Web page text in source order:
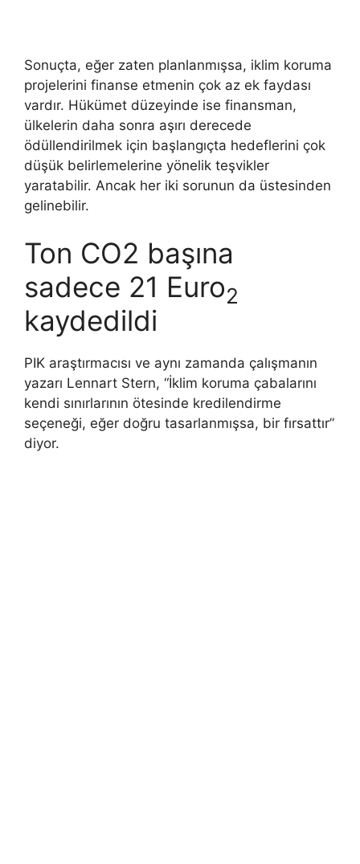
Sonuçta, eğer zaten planlanmışsa, iklim koruma
projelerini finanse etmenin çok az ek faydası
vardır. Hükümet düzeyinde ise finansman,
ülkelerin daha sonra aşırı derecede
ödüllendirilmek için başlangıçta hedeflerini çok
düşük belirlemelerine yönelik teşvikler
yaratabilir. Ancak her iki sorunun da üstesinden
gelinebilir.
Ton CO2 başına
sadece 21 Euro2
kaydedildi
PIK araştırmacısı ve aynı zamanda çalışmanın
yazarı Lennart Stern, “İklim koruma çabalarını
kendi sınırlarının ötesinde kredilendirme
seçeneği, eğer doğru tasarlanmışsa, bir fırsattır”
diyor.